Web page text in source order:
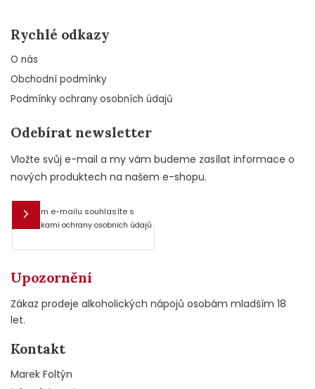
Rychlé odkazy
O nás
Obchodní podmínky
Podmínky ochrany osobních údajů
Odebírat newsletter
Vložte svůj e-mail a my vám budeme zasílat informace o
nových produktech na našem e-shopu.
E-mail
Vložením e-mailu souhlasíte s
podmínkami ochrany osobních údajů
Upozornění
Zákaz prodeje alkoholických nápojů osobám mladším 18
let.
Kontakt
Marek Foltýn